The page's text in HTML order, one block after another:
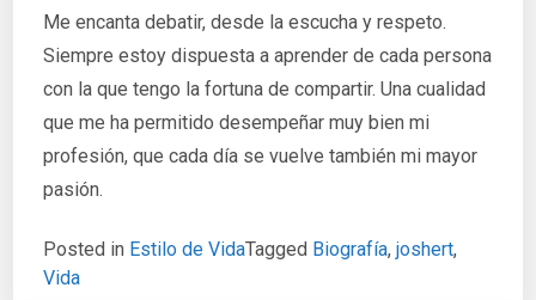
Me encanta debatir, desde la escucha y respeto.
Siempre estoy dispuesta a aprender de cada persona
con la que tengo la fortuna de compartir. Una cualidad
que me ha permitido desempeñar muy bien mi
profesión, que cada día se vuelve también mi mayor
pasión.
Posted in Estilo de VidaTagged Biografía, joshert,
Vida